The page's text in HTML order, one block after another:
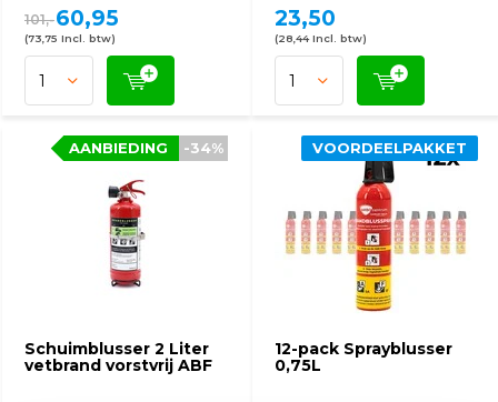
101,-60,95
(73,75 Incl. btw)
23,50
(28,44 Incl. btw)
Schuimblusser 2 Liter
vetbrand vorstvrij ABF
-34%
AANBIEDING
12-pack Sprayblusser
0,75L
VOORDEELPAKKET